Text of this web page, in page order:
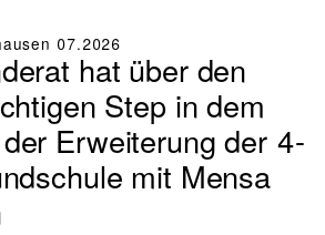
07.2026
hat über den
Step in dem
Erweiterung der 4-
mit Mensa